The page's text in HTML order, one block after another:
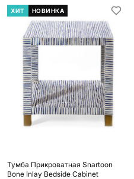
ХИТ НОВИНКА
Тумба Прикроватная Snartoon
Bone Inlay Bedside Cabinet